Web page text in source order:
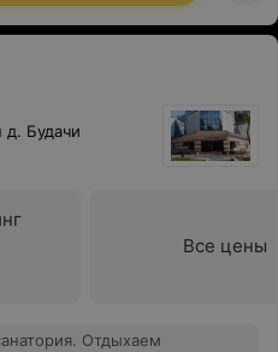
Будачи
Все цены
Отдыхаем